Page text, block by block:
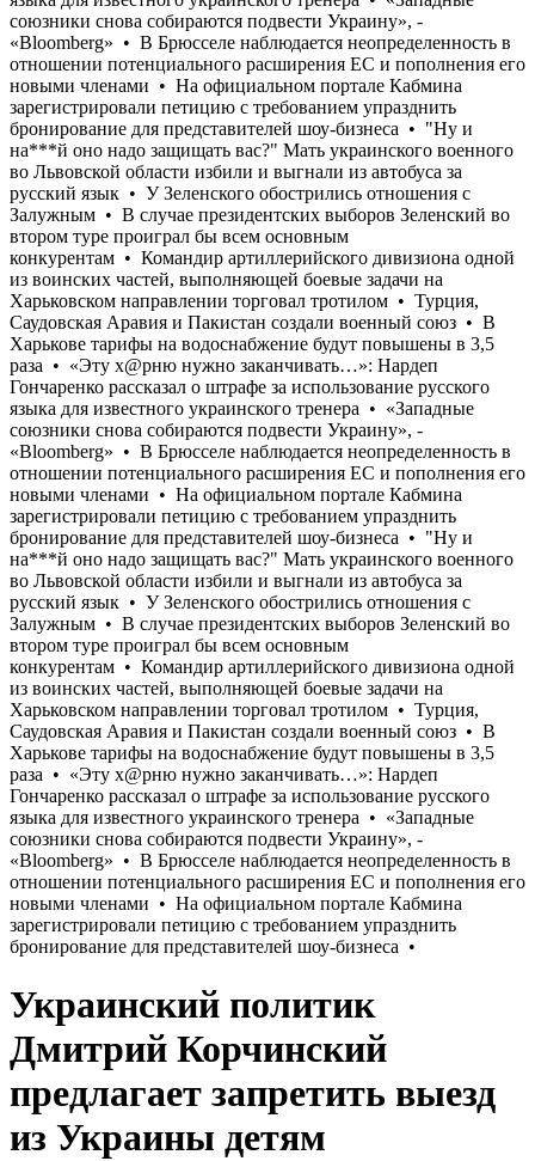
Украинский политик
Дмитрий Корчинский
предлагает запретить выезд
из Украины детям